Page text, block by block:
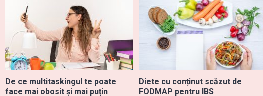
De ce multitaskingul te poate
face mai obosit și mai puțin
Diete cu conținut scăzut de
FODMAP pentru IBS